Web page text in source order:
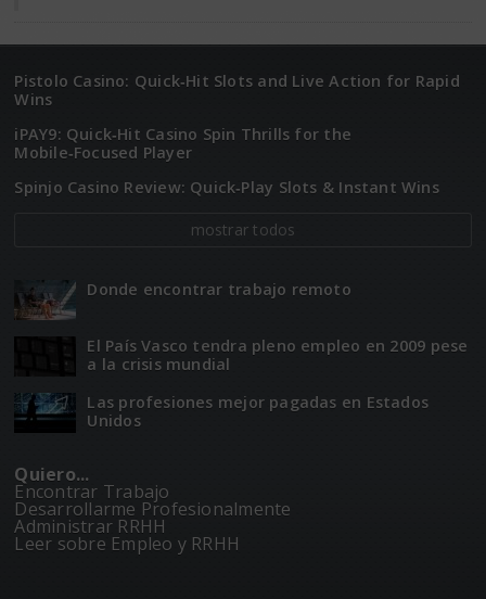
Pistolo Casino: Quick‑Hit Slots and Live Action for Rapid
Wins
iPAY9: Quick‑Hit Casino Spin Thrills for the
Mobile‑Focused Player
Spinjo Casino Review: Quick‑Play Slots & Instant Wins
mostrar todos
Donde encontrar trabajo remoto
El Paí­­s Vasco tendra pleno empleo en 2009 pese
a la crisis mundial
Las profesiones mejor pagadas en Estados
Unidos
Quiero...
Encontrar Trabajo
Desarrollarme Profesionalmente
Administrar RRHH
Leer sobre Empleo y RRHH